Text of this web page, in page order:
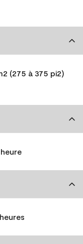
(275 à 375 pi2)
heure